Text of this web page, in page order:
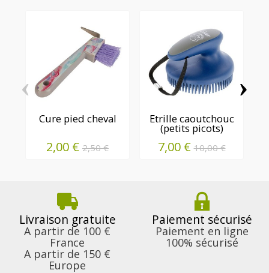
Cure pied cheval
2,00 € 2,50 €
Etrille caoutchouc
(petits picots)
7,00 € 10,00 €
‹ ›
Livraison gratuite
A partir de 100 €
France
A partir de 150 €
Europe
Paiement sécurisé
Paiement en ligne
100% sécurisé